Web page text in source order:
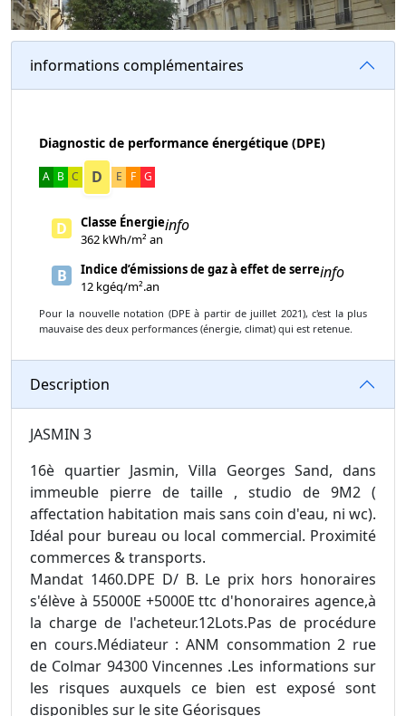
informations complémentaires
Diagnostic de performance énergétique (DPE)
A B C D E F G
D
Classe Énergie
362 kWh/m² an
info
B
Indice d’émissions de gaz à effet de serre
12 kgéq/m².an
info
Pour la nouvelle notation (DPE à partir de juillet 2021), c'est la plus
mauvaise des deux performances (énergie, climat) qui est retenue.
Description
JASMIN 3
16è quartier Jasmin, Villa Georges Sand, dans
immeuble pierre de taille , studio de 9M2 (
affectation habitation mais sans coin d'eau, ni wc).
Idéal pour bureau ou local commercial. Proximité
commerces & transports.
Mandat 1460.DPE D/ B. Le prix hors honoraires
s'élève à 55000E +5000E ttc d'honoraires agence,à
la charge de l'acheteur.12Lots.Pas de procédure
en cours.Médiateur : ANM consommation 2 rue
de Colmar 94300 Vincennes .Les informations sur
les risques auxquels ce bien est exposé sont
disponibles sur le site Géorisques